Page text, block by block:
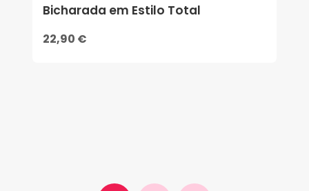
Bicharada em Estilo Total
22,90 €